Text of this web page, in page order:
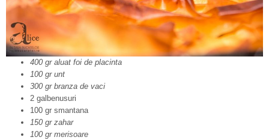
400 gr aluat foi de placinta
100 gr unt
300 gr branza de vaci
2 galbenusuri
100 gr smantana
150 gr zahar
100 gr merisoare